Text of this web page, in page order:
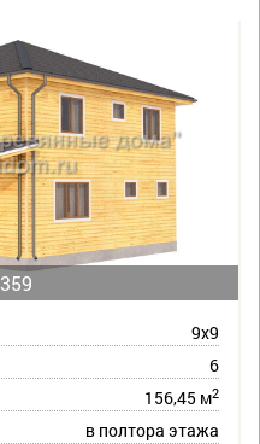
9х9
6
156,45 м2
в полтора этажа